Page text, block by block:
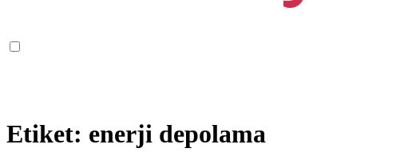
Etiket: enerji depolama